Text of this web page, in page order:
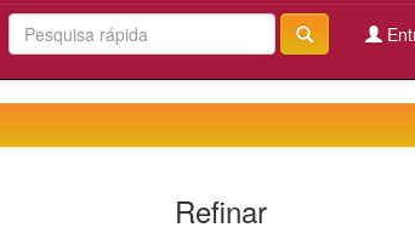
Refinar